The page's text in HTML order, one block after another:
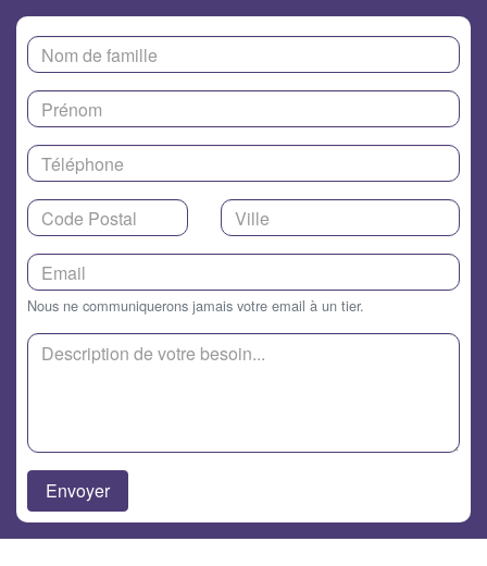
Nous ne communiquerons jamais votre email à un tier.